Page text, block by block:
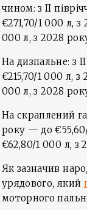
чином: з II
€271,70/1 000 л,
000 л, з 2028
На дизпальне: з
€215,70/1 000 л,
000 л, з 2028
На скраплений
року — до
€62,80/1 000 л, з
Як зазначив
урядового, який
моторного